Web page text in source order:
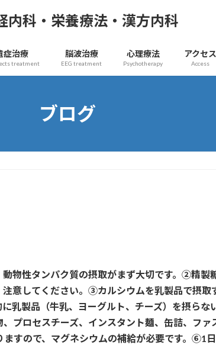
科・栄養療法・漢方内科
症治療
treatment
脳波治療
EEG treatment
心理療法
Psychotherapy
アクセス
Access
ブログ
物性タンパク質の摂取がまず大切です。②精製
意してください。③カルシウムを乳製品で摂取
乳製品（牛乳、ヨーグルト、チーズ）を摂ら
プロセスチーズ、インスタント麺、缶詰、フ
すので、マグネシウムの補給が必要です。⑥1